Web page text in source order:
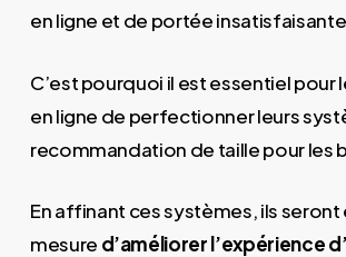
en ligne et de portée
C’est pourquoi il est essentiel pour
en ligne de perfectionner leurs
recommandation de taille pour les
En affinant ces systèmes, ils seront
mesure d’améliorer l’expérience